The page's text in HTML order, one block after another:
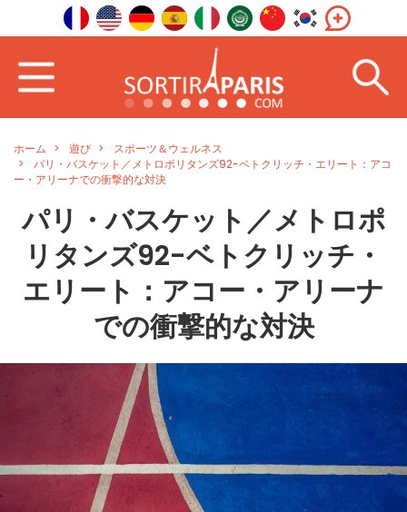
ホーム 遊び
スポーツ＆ウェルネス
パリ・バスケット／メトロポリタンズ92-ベトクリッチ・エリート：アコ
ー・アリーナでの衝撃的な対決
パリ・バスケット／メトロポ
リタンズ92-ベトクリッチ・
エリート：アコー・アリーナ
での衝撃的な対決